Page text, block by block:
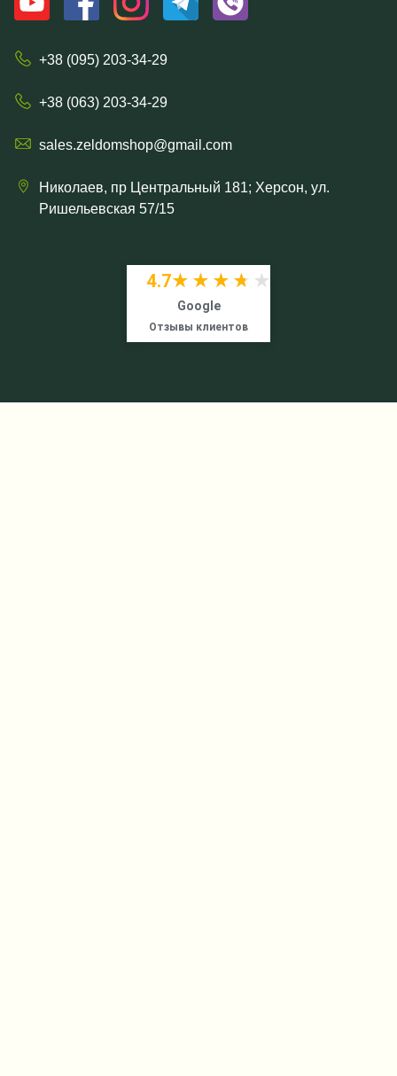
+38 (095) 203-34-29
+38 (063) 203-34-29
sales.zeldomshop@gmail.com
Николаев, пр Центральный 181; Херсон, ул.
Ришельевская 57/15
4.7★★★★★
★★★★★
Google
Отзывы клиентов